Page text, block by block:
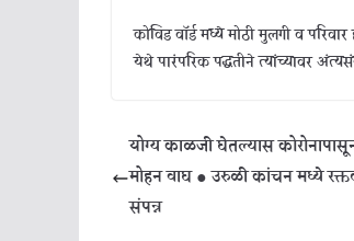
कोविड वॉर्ड मध्ये मोठी मुलगी व
येथे पारंपरिक पद्धतीने त्यांच्यावर
योग्य काळजी घेतल्यास
मोहन वाघ ● उरुळी कांचन मध्ये
संपन्न